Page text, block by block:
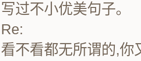
写过不小优美句子。
Re:
看不看都无所谓的,你